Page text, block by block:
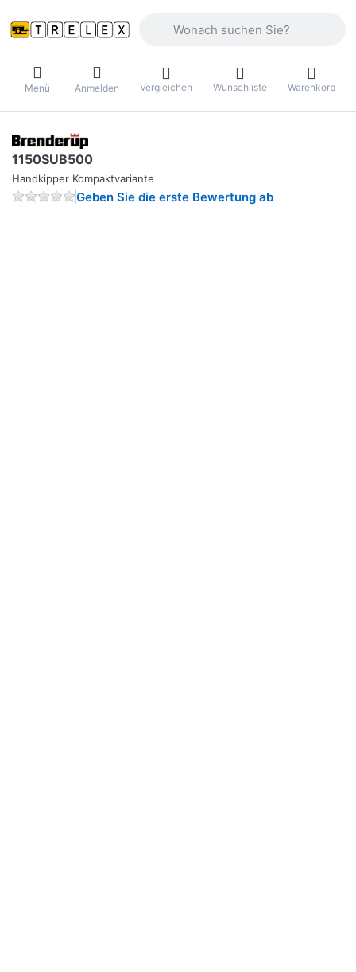
Menü Anmelden Vergleichen Wunschliste Warenkorb
1150SUB500
Handkipper Kompaktvariante
Geben Sie die erste Bewertung ab